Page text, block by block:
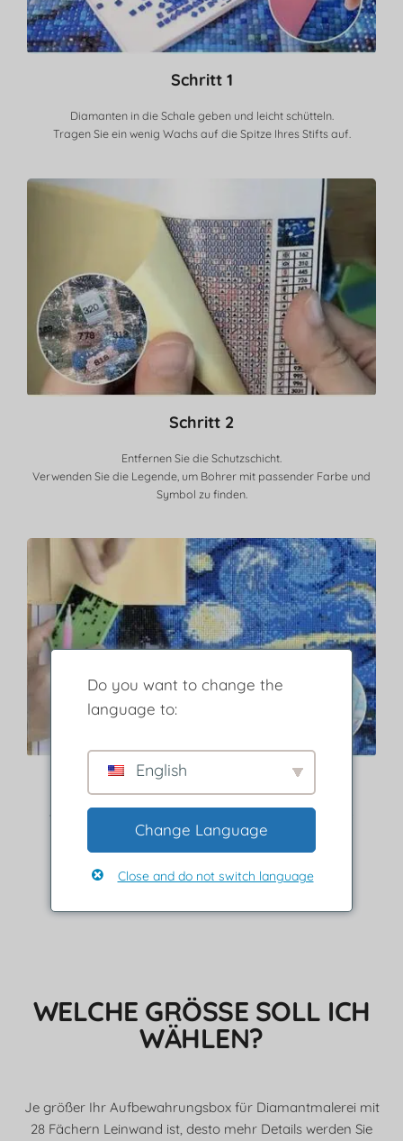
Schritt 1
Diamanten in die Schale geben und leicht schütteln.
Tragen Sie ein wenig Wachs auf die Spitze Ihres Stifts auf.
Schritt 2
Entfernen Sie die Schutzschicht.
Verwenden Sie die Legende, um Bohrer mit passender Farbe und
Symbol zu finden.
Schritt 3
Wählen Sie einen Diamanten aus und platzieren Sie ihn auf
Leinwand.
Drücken Sie fest darauf, damit es festklebt.
WELCHE GRÖSSE SOLL ICH W
ÄHLEN?
Je größer Ihr Aufbewahrungsbox für Diamantmalerei mit
28 Fächern Leinwand ist, desto mehr Details werden Sie
Do you want to change the
language to:
English
Change Language
Close and do not switch language